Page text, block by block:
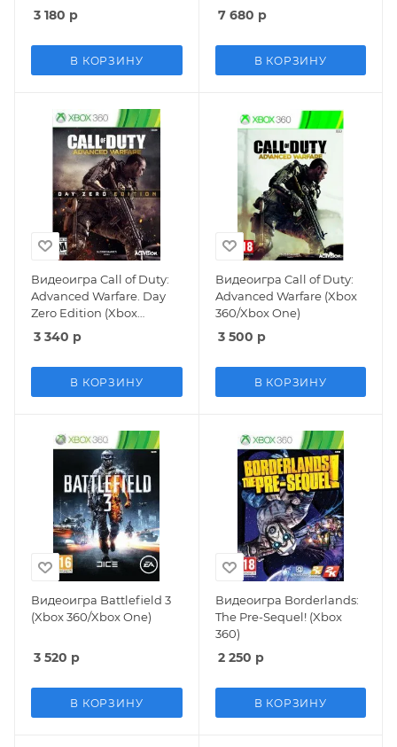
Покидая Готэм) Русская
Версия (Xbox 360)
3 180 р
В КОРЗИНУ
360)
7 680 р
В КОРЗИНУ
Видеоигра Call of Duty:
Advanced Warfare. Day
Zero Edition (Xbox
360/Xbox One)
3 340 р
В КОРЗИНУ
Видеоигра Call of Duty:
Advanced Warfare (Xbox
360/Xbox One)
3 500 р
В КОРЗИНУ
Видеоигра Battlefield 3
(Xbox 360/Xbox One)
3 520 р
В КОРЗИНУ
Видеоигра Borderlands:
The Pre-Sequel! (Xbox
360)
2 250 р
В КОРЗИНУ